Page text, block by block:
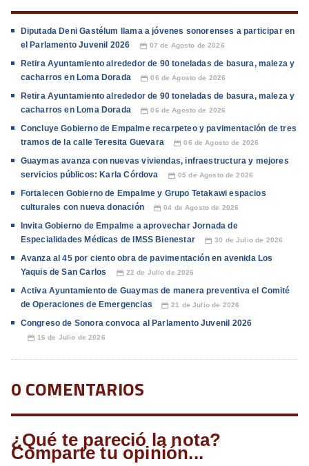
Diputada Deni Gastélum llama a jóvenes sonorenses a participar en
el Parlamento Juvenil 2026
📅 07 de Agosto de 2026
Retira Ayuntamiento alrededor de 90 toneladas de basura, maleza y
cacharros en Loma Dorada
📅 06 de Agosto de 2026
Retira Ayuntamiento alrededor de 90 toneladas de basura, maleza y
cacharros en Loma Dorada
📅 06 de Agosto de 2026
Concluye Gobierno de Empalme recarpeteo y pavimentación de tres
tramos de la calle Teresita Guevara
📅 06 de Agosto de 2026
Guaymas avanza con nuevas viviendas, infraestructura y mejores
servicios públicos: Karla Córdova
📅 05 de Agosto de 2026
Fortalecen Gobierno de Empalme y Grupo Tetakawi espacios
culturales con nueva donación
📅 04 de Agosto de 2026
Invita Gobierno de Empalme a aprovechar Jornada de
Especialidades Médicas de IMSS Bienestar
📅 30 de Julio de 2026
Avanza al 45 por ciento obra de pavimentación en avenida Los
Yaquis de San Carlos
📅 22 de Julio de 2026
Activa Ayuntamiento de Guaymas de manera preventiva el Comité
de Operaciones de Emergencias
📅 21 de Julio de 2026
Congreso de Sonora convoca al Parlamento Juvenil 2026
📅 16 de Julio de 2026
0 COMENTARIOS
¿Qué te pareció la nota?
Comparte tu opinión...